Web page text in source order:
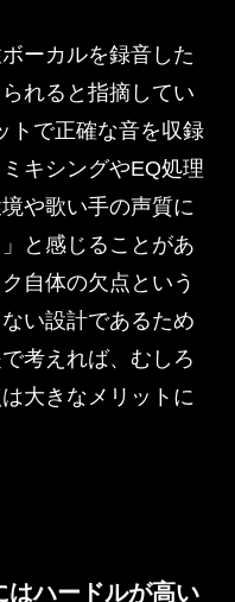
ーカルを録音した
れると指摘してい
トで正確な音を収録
キシングやEQ処理
や歌い手の声質に
と感じることがあ
自体の欠点という
い設計であるため
考えれば、むしろ
大きなメリットに
はハードルが高い